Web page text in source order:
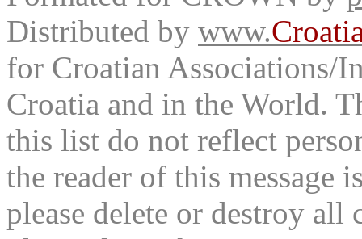
Distributed by www.
for Croatian Associations/
Croatia and in the World.
this list do not reflect
the reader of this message
please delete or destroy